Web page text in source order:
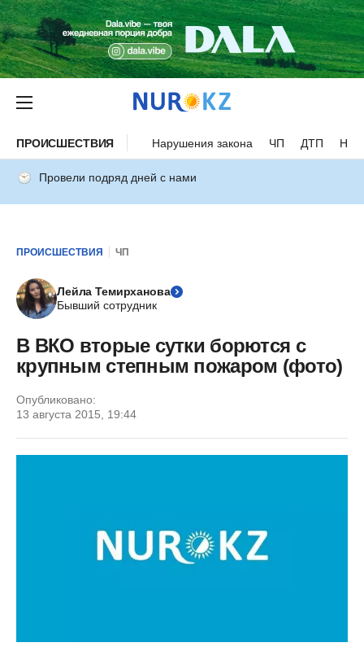
ПРОИСШЕСТВИЯ Нарушения закона ЧП ДТП
Провели подряд дней с нами
ПРОИСШЕСТВИЯ ЧП
Лейла Темирханова
Бывший сотрудник
В ВКО вторые сутки борются с
крупным степным пожаром (фото)
Опубликовано:
13 августа 2015, 19:44